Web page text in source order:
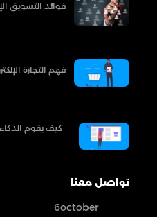
فوائد التسويق
فهم التجارة
كيف يقوم
تواصل معنا
6october